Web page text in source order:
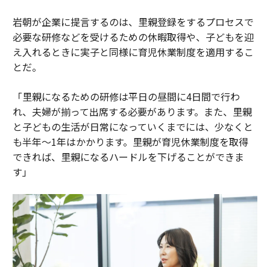
岩朝が企業に提言するのは、里親登録をするプロセスで
必要な研修などを受けるための休暇取得や、子どもを迎
え入れるときに実子と同様に育児休業制度を適用するこ
とだ。
「里親になるための研修は平日の昼間に4日間で行わ
れ、夫婦が揃って出席する必要があります。また、里親
と子どもの生活が日常になっていくまでには、少なくと
も半年～1年はかかります。里親が育児休業制度を取得
できれば、里親になるハードルを下げることができま
す」